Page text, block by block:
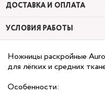
ДОСТАВКА И ОПЛАТА
УСЛОВИЯ РАБОТЫ
Ножницы раскройные
для лёгких и средних
Особенности: